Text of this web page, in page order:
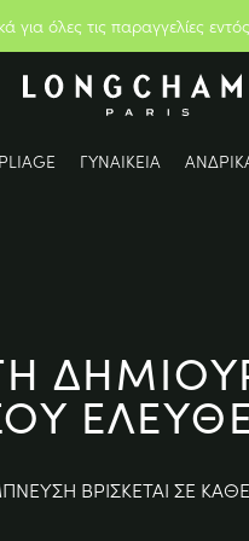
για όλες τις παραγγελίες
ΓΥΝΑΙΚΕΙΑ
ΒΡΙΣΚΕΤΑΙ ΣΕ